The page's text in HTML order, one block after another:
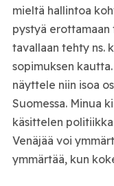
mieltä hallintoa
pystyä erottamaan
tavallaan tehty ns.
sopimuksen
näyttele niin isoa
Suomessa. Minua
käsittelen
Venäjää voi
ymmärtää, kun